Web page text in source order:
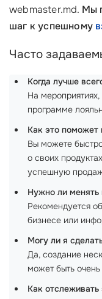
webmaster.md. Мы
шаг к успешному
Часто
Когда лучше
На
программе
Как это поможет
Вы можете
о своих
успешную
Нужно ли менять
Рекомендуется
бизнесе или
Могу ли я
Да, создание
может быть
Как отслеживать